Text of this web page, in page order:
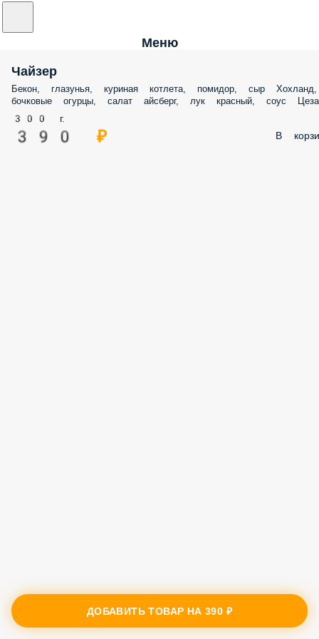
Меню
Чайзер
Бекон, глазунья, куриная котлета, помидор, сыр Хохланд,
бочковые огурцы, салат айсберг, лук красный, соус
300 г.
390 ₽ В
ДОБАВИТЬ ТОВАР НА390 ₽